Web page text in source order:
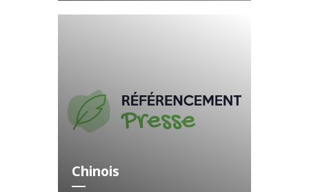
Chinois